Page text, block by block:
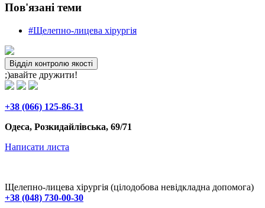
Пов'язані теми
#Щелепно-лицева хірургія
Відділ контролю якості
;)авайте дружити!
+38 (066) 125-86-31
Одеса, Розкидайлівська, 69/71
Написати листа
Щелепно-лицева хірургія (цілодобова невідкладна допомога)
+38 (048) 730-00-30